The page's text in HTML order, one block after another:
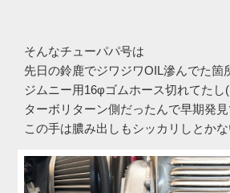
そんなチューパパ号は
先日の鈴鹿でジワジワOIL滲んでた箇
ジムニー用16φゴムホース切れてたし
ターボリターン側だったんで早期発
この手は膿み出しもシッカリしとか